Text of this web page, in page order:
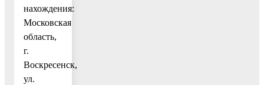
нахождения:
Московская
область,
г.
Воскресенск,
ул.